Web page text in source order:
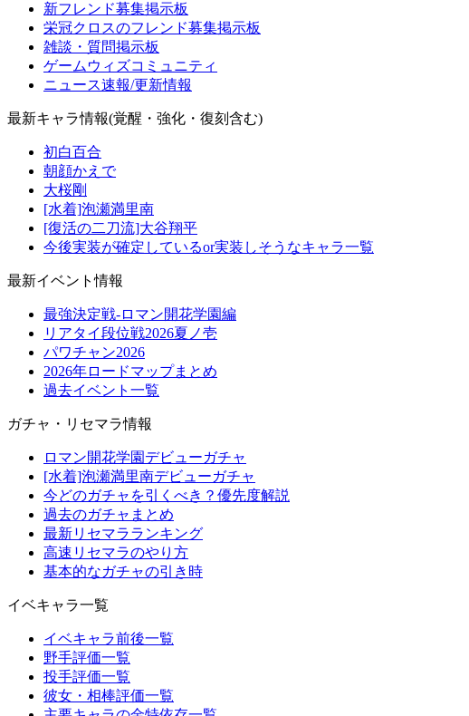
新フレンド募集掲示板
栄冠クロスのフレンド募集掲示板
雑談・質問掲示板
ゲームウィズコミュニティ
ニュース速報/更新情報
最新キャラ情報(覚醒・強化・復刻含む)
初白百合
朝顔かえで
大桜剛
[水着]泡瀬満里南
[復活の二刀流]大谷翔平
今後実装が確定しているor実装しそうなキャラ一覧
最新イベント情報
最強決定戦-ロマン開花学園編
リアタイ段位戦2026夏ノ壱
パワチャン2026
2026年ロードマップまとめ
過去イベント一覧
ガチャ・リセマラ情報
ロマン開花学園デビューガチャ
[水着]泡瀬満里南デビューガチャ
今どのガチャを引くべき？優先度解説
過去のガチャまとめ
最新リセマラランキング
高速リセマラのやり方
基本的なガチャの引き時
イベキャラ一覧
イベキャラ前後一覧
野手評価一覧
投手評価一覧
彼女・相棒評価一覧